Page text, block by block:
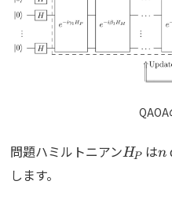
問題ハミルトニアンH_P
HP はn
n
します。